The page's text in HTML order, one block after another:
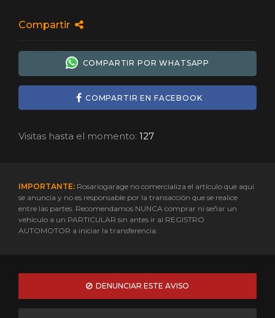
Compartir
COMPARTIR POR WHATSAPP
COMPARTIR EN FACEBOOK
Visitas hasta el momento: 127
IMPORTANTE: Rosariogarage no comercializa el artículo que aquí
se anuncia y no es responsable por la transacción que se realice
entre las partes. Recomendamos NUNCA comprar ni señar un
vehículo a un PARTICULAR sin antes ir al REGISTRO
AUTOMOTOR a iniciar la transferencia.
DENUNCIAR ESTE AVISO